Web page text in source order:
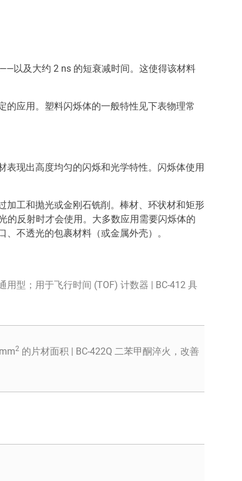
以及大约 2 ns 的短衰减时间。这使得该材料
应用。塑料闪烁体的一般特性见下表物理常
表现出高度均匀的闪烁和光学特性。闪烁体使用
加工和抛光或金刚石铣削。棒材、环状材和矩形
的反射时才会使用。大多数应用需要闪烁体的
不透光的包裹材料（或金属外壳）。
用型；用于飞行时间 (TOF) 计数器 | BC-412 具
2 的片材面积 | BC-422Q 二苯甲酮淬火，改善